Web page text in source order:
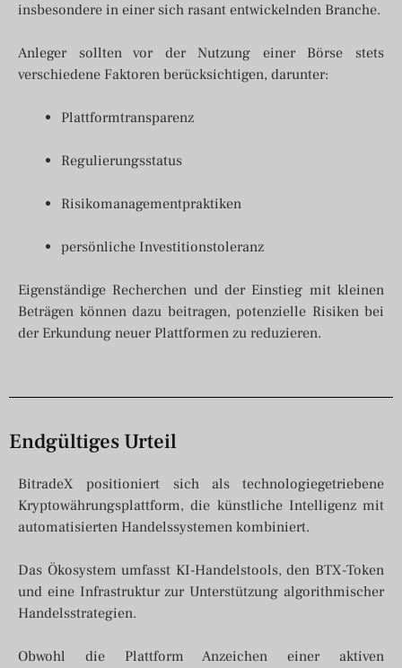
insbesondere in einer sich rasant entwickelnden Branche.
Anleger sollten vor der Nutzung einer Börse stets
verschiedene Faktoren berücksichtigen, darunter:
Plattformtransparenz
Regulierungsstatus
Risikomanagementpraktiken
persönliche Investitionstoleranz
Eigenständige Recherchen und der Einstieg mit kleinen
Beträgen können dazu beitragen, potenzielle Risiken bei
der Erkundung neuer Plattformen zu reduzieren.
Endgültiges Urteil
BitradeX positioniert sich als technologiegetriebene
Kryptowährungsplattform, die künstliche Intelligenz mit
automatisierten Handelssystemen kombiniert.
Das Ökosystem umfasst KI-Handelstools, den BTX-Token
und eine Infrastruktur zur Unterstützung algorithmischer
Handelsstrategien.
Obwohl die Plattform Anzeichen einer aktiven